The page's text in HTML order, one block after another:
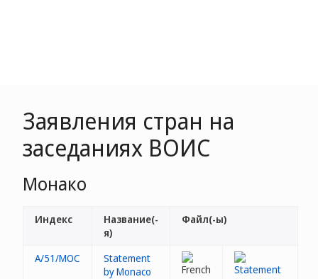
Заявления стран на
заседаниях ВОИС
Монако
Индекс
Название(-
я)
Файл(-ы)
A/51/MOC
Statement
by Monaco